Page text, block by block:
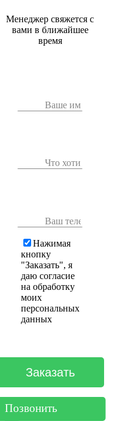
Менеджер свяжется с
вами в ближайшее
время
Нажимая
кнопку
"Заказать", я
даю согласие
на обработку
моих
персональных
данных
Позвонить